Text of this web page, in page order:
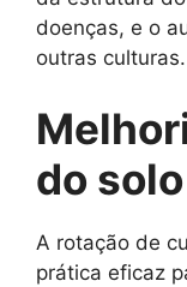
doenças, e o
outras culturas.
do solo
A rotação de
prática eficaz